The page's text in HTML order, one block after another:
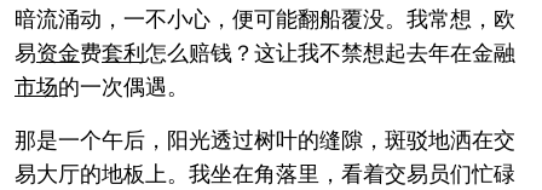
暗流涌动，一不小心，便可能翻船覆没。我常想，欧
易资金费套利 怎么赔钱？这让我不禁想起去年在金融
市场的一次偶遇。
那是一个午后，阳光透过树叶的缝隙，斑驳地洒在交
易大厅的地板上。我坐在角落里，看着交易员们忙碌